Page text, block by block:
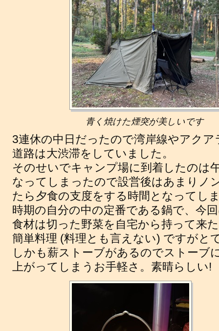
青く焼けた煙突が美しいです
3連休の中日だったので湾岸線やアク
道路は大渋滞をしていました。
そのせいでキャンプ場に到着したのは
なってしまったので設営後はあまりノ
たら夕食の支度をする時間となってし
時期の自分の中の定番である鍋で、今
食材は切った野菜を自宅から持って来
簡単料理 (料理とも言えない) ですがと
しかも薪ストーブがあるのでストーブ
上がってしまうお手軽さ。素晴らしい!